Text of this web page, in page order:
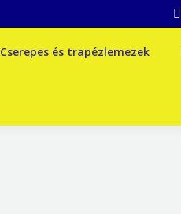
Cserepes és trapézlemezek